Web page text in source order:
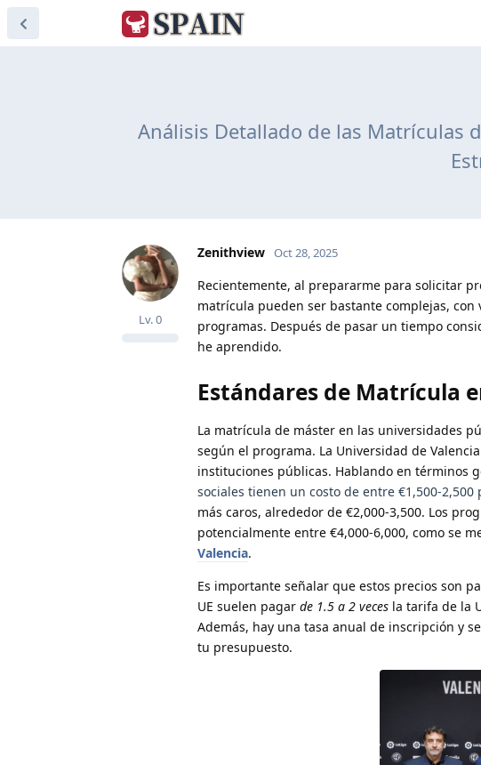
Análisis Detallado de las Matrículas
Zenithview
Lv.0
Oct 28, 2025
Recientemente, al prepararme para solicitar
matrícula pueden ser bastante complejas,
programas. Después de pasar un tiempo
he aprendido.
Estándares de Matrícula
La matrícula de máster en las universidades
según el programa. La Universidad de
instituciones públicas. Hablando en términos
sociales tienen un costo de entre €1,500-2,500
más caros, alrededor de €2,000-3,500. Los
potencialmente entre €4,000-6,000, como se
Valencia.
Es importante señalar que estos precios son
UE suelen pagar de 1.5 a 2 veces la tarifa de la
Además, hay una tasa anual de inscripción y
tu presupuesto.